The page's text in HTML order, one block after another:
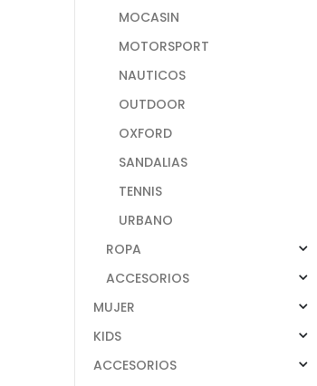
MOCASIN
MOTORSPORT
NAUTICOS
OUTDOOR
OXFORD
SANDALIAS
TENNIS
URBANO
ROPA
ACCESORIOS
MUJER
KIDS
ACCESORIOS